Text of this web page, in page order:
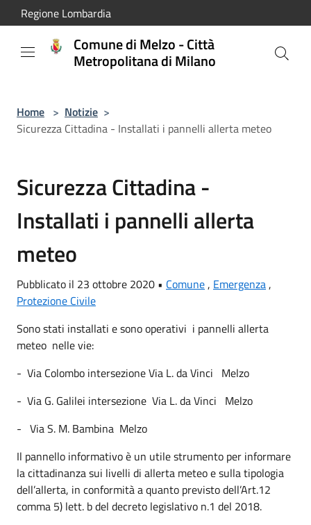
Salta al contenuto principale
Regione Lombardia
Comune di Melzo - Città
Metropolitana di Milano
Home > Notizie >
Sicurezza Cittadina - Installati i pannelli allerta meteo
Sicurezza Cittadina -
Installati i pannelli allerta
meteo
Pubblicato il 23 ottobre 2020 • Comune, Emergenza,
Protezione Civile
Sono stati installati e sono operativi i pannelli allerta
meteo nelle vie:
- Via Colombo intersezione Via L. da Vinci Melzo
- Via G. Galilei intersezione Via L. da Vinci Melzo
- Via S. M. Bambina Melzo
Il pannello informativo è un utile strumento per informare
la cittadinanza sui livelli di allerta meteo e sulla tipologia
dell’allerta, in conformità a quanto previsto dell’Art.12
comma 5) lett. b del decreto legislativo n.1 del 2018.